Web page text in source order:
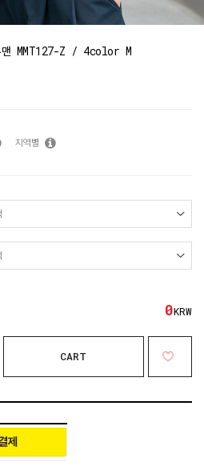
맨 MMT127-Z / 4color M
지역별
0KRW
CART